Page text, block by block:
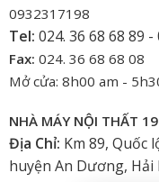
0932317198
Tel: 024. 36 68 68 89 -
Fax: 024. 36 68 68 08
Mở cửa: 8h00 am -
NHÀ MÁY NỘI THẤT
Địa Chỉ: Km 89, Quốc
huyện An Dương, Hải